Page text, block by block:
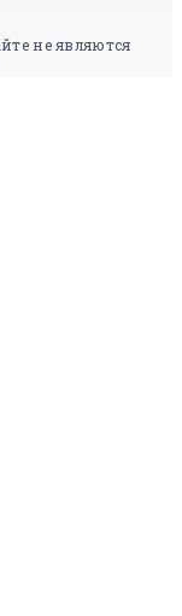
не являются